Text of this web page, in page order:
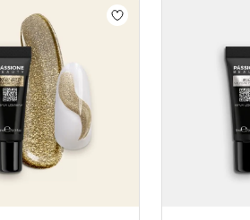
Green UV Painting Gel
Ajouter à la liste de